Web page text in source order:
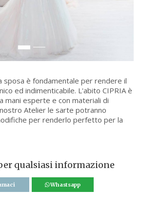
sposa è fondamentale per rendere il
ed indimenticabile. L'abito CIPRIA è
mani esperte e con materiali di
Atelier le sarte potranno
per renderlo perfetto per la
qualsiasi informazione
Whastsapp